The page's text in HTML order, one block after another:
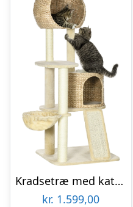
Kradsetræ med kattehus, flere platforme, hængekøje, kradsemåtte, anti-tip-anordning, beige, 60 x 60 x 150 cm
kr. 1.599,00